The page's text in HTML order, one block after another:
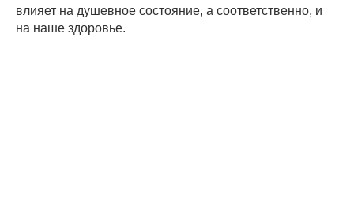
влияет на душевное состояние, а соответственно, и
на наше здоровье.